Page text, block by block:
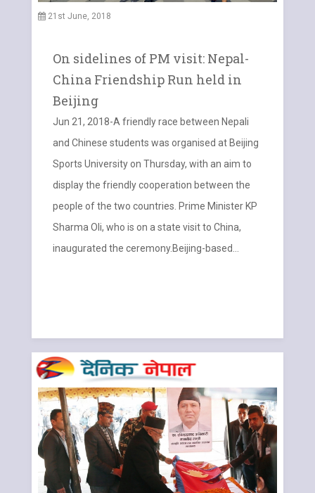
21st June, 2018
On sidelines of PM visit: Nepal-
China Friendship Run held in
Beijing
Jun 21, 2018-A friendly race between Nepali
and Chinese students was organised at Beijing
Sports University on Thursday, with an aim to
display the friendly cooperation between the
people of the two countries. Prime Minister KP
Sharma Oli, who is on a state visit to China,
inaugurated the ceremony.Beijing-based…